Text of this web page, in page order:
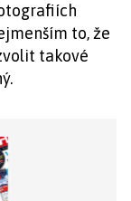
to, že
takové